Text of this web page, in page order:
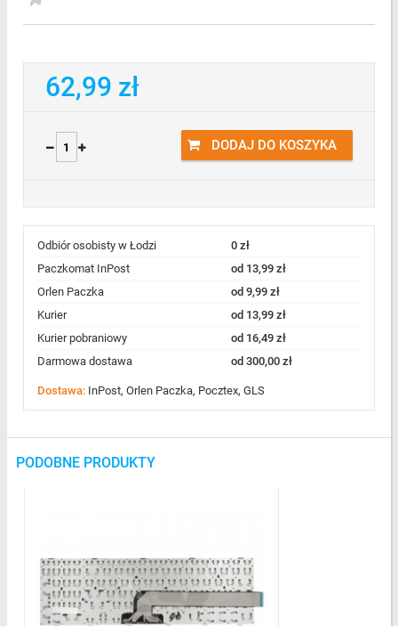
62,99 zł
DODAJ DO KOSZYKA
Odbiór osobisty w Łodzi
0 zł
Paczkomat InPost
od 13,99 zł
Orlen Paczka
od 9,99 zł
Kurier
od 13,99 zł
Kurier pobraniowy
od 16,49 zł
Darmowa dostawa
od 300,00 zł
Dostawa: InPost, Orlen Paczka, Pocztex, GLS
PODOBNE PRODUKTY